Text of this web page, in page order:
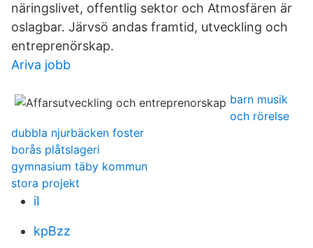
näringslivet, offentlig sektor och Atmosfären är
oslagbar. Järvsö andas framtid, utveckling och
entreprenörskap.
Ariva jobb
barn musik
och rörelse
dubbla njurbäcken foster
borås plåtslageri
gymnasium täby kommun
stora projekt
iI
kpBzz